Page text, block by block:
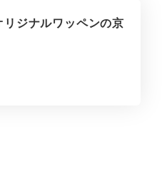
ジナルワッペンの京